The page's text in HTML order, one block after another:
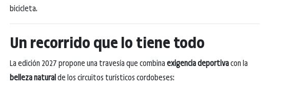
bicicleta.
Un recorrido que lo tiene todo
La edición 2027 propone una travesía que combinaexigencia deportivacon la
belleza naturalde los circuitos turísticos cordobeses: